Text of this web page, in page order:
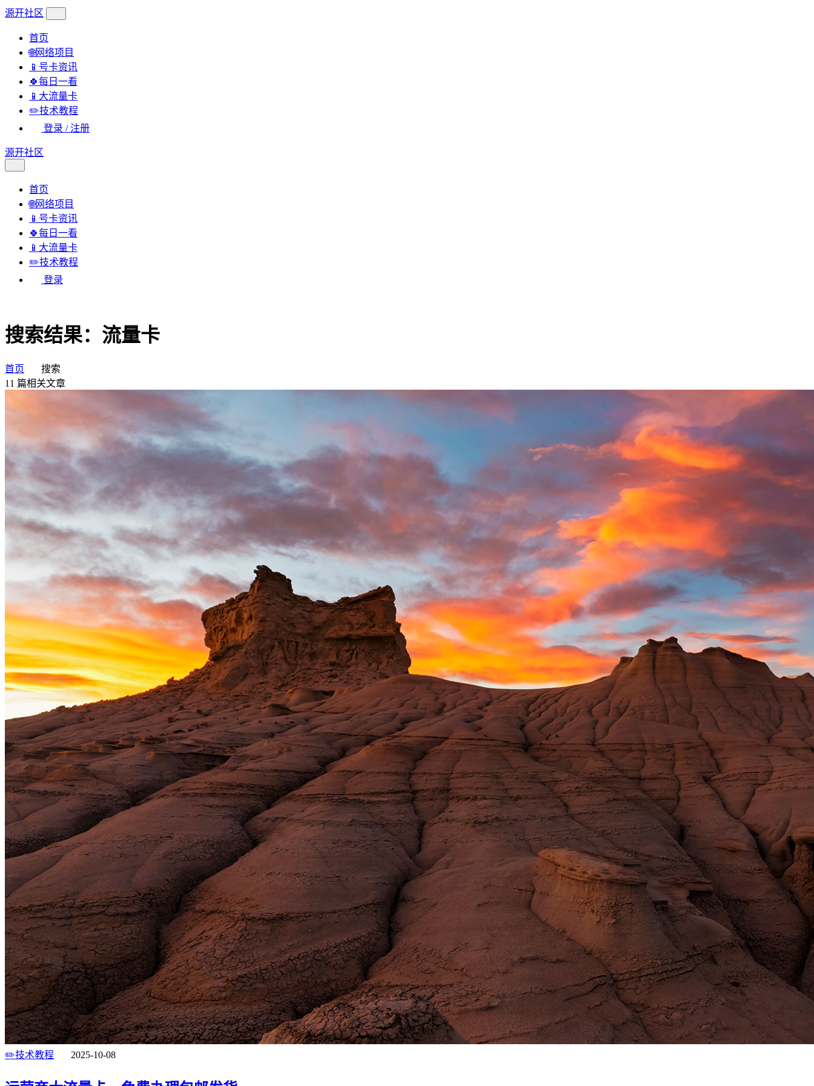
源开社区
首页
🌐网络项目
📱号卡资讯
🍀每日一看
📱大流量卡
✏️技术教程
登录 / 注册
源开社区
首页
🌐网络项目
📱号卡资讯
🍀每日一看
📱大流量卡
✏️技术教程
登录
搜索结果：流量卡
首页
搜索
11 篇相关文章
✏️技术教程 2025-10-08